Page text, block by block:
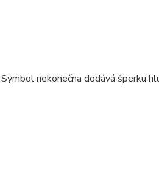
nekonečna dodává šperku